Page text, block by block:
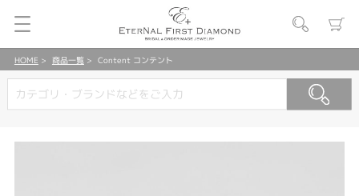
HOME 商品一覧 Content コンテント